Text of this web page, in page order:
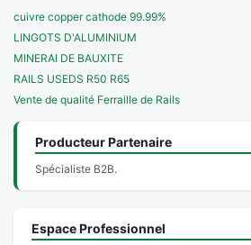
cuivre copper cathode 99.99%
LINGOTS D'ALUMINIUM
MINERAI DE BAUXITE
RAILS USEDS R50 R65
Vente de qualité Ferraille de Rails
Producteur Partenaire
Spécialiste B2B.
Espace Professionnel